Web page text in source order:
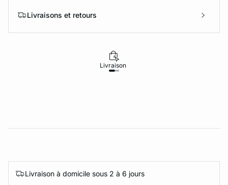
Livraisons et retours
Livraison
Livraison à domicile sous 2 à 6 jours